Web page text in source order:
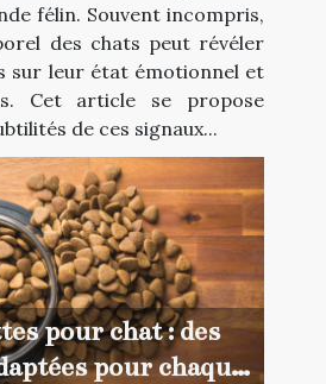
félin. Souvent incompris,
des chats peut révéler
sur leur état émotionnel et
Cet article se propose
de ces signaux...
pour chat : des
pour chaque